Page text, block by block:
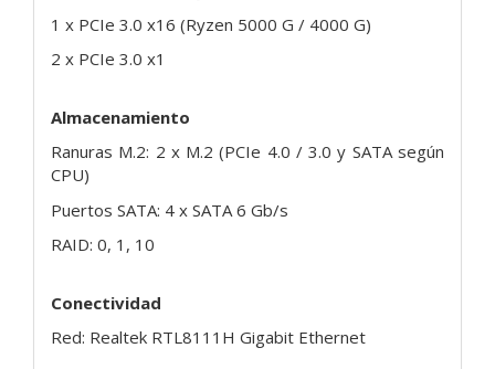
1 x PCIe 3.0 x16 (Ryzen 5000 G / 4000 G)
2 x PCIe 3.0 x1
Almacenamiento
Ranuras M.2: 2 x M.2 (PCIe 4.0 / 3.0 y SATA según
CPU)
Puertos SATA: 4 x SATA 6 Gb/s
RAID: 0, 1, 10
Conectividad
Red: Realtek RTL8111H Gigabit Ethernet